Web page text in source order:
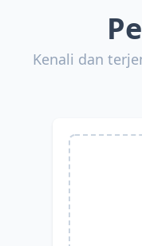
Kenali dan